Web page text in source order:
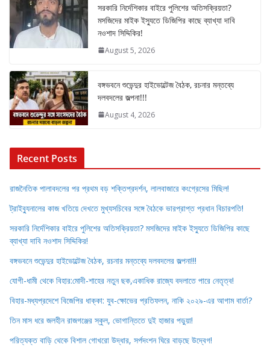
সরকারি নির্দেশিকার বাইরে পুলিশের অতিসক্রিয়তা?
মসজিদের মাইক ইস্যুতে ডিজিপির কাছে ব্যাখ্যা দাবি
নওশাদ সিদ্দিকির!
August 5, 2026
বঙ্গভবনে শুভেন্দুর হাইভোল্টেজ বৈঠক, রচনার মন্তব্যে
দলবদলের জল্পনা!!!
August 4, 2026
Recent Posts
রাজনৈতিক পালাবদলের পর প্রথম বড় শক্তিপ্রদর্শন, লালবাজারে কংগ্রেসের মিছিল!
ট্রাইব্যুনালের কাজ খতিয়ে দেখতে মুখ্যসচিবের সঙ্গে বৈঠকে ভারপ্রাপ্ত প্রধান বিচারপতি!
সরকারি নির্দেশিকার বাইরে পুলিশের অতিসক্রিয়তা? মসজিদের মাইক ইস্যুতে ডিজিপির কাছে
ব্যাখ্যা দাবি নওশাদ সিদ্দিকির!
বঙ্গভবনে শুভেন্দুর হাইভোল্টেজ বৈঠক, রচনার মন্তব্যে দলবদলের জল্পনা!!!
যোগী-ধামী থেকে বিহার:মোদী-শাহের নতুন ছক,একাধিক রাজ্যে বদলাতে পারে নেতৃত্ব!
বিহার-মধ্যপ্রদেশে বিজেপির ধাক্কা: যুব-ক্ষোভের প্রতিফলন, নাকি ২০২৯-এর আগাম বার্তা?
তিন মাস ধরে জলহীন রাজগঞ্জের স্কুল, ভোগান্তিতে দুই হাজার পড়ুয়া!
পরিত্যক্ত বাড়ি থেকে বিশাল গোখরো উদ্ধার, সর্পদংশন ঘিরে বাড়ছে উদ্বেগ!